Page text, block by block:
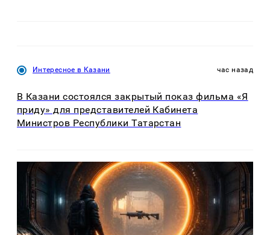
Интересное в Казани час назад
В Казани состоялся закрытый показ фильма «Я
приду» для представителей Кабинета
Министров Республики Татарстан